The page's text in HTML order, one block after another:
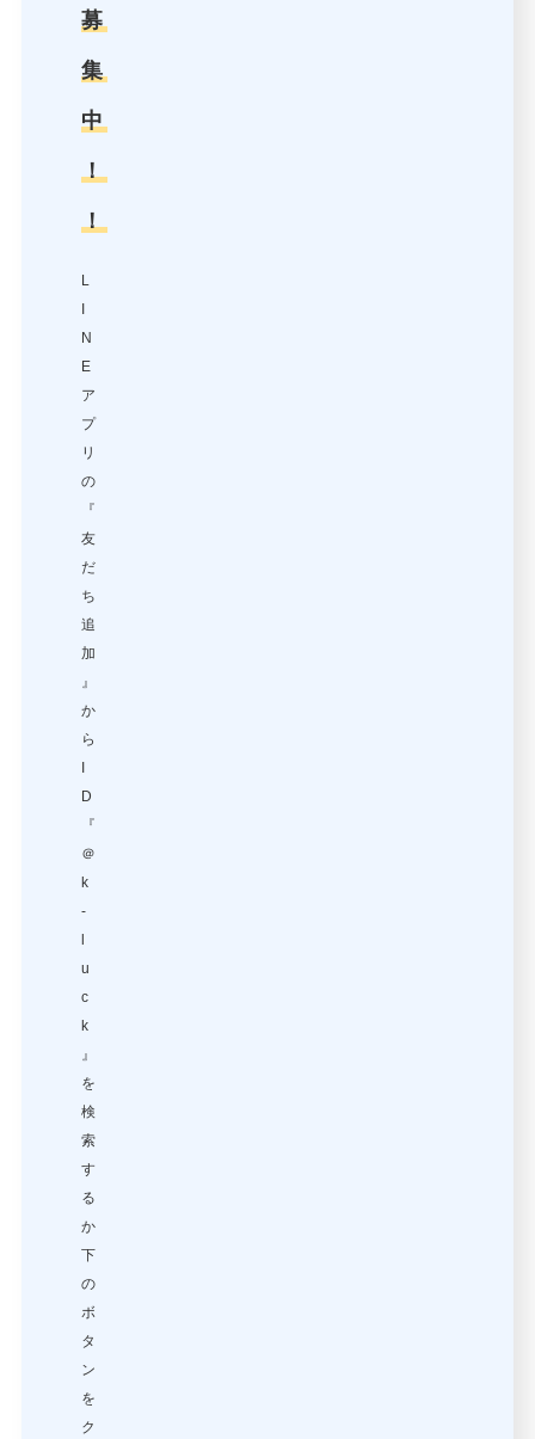
募
集
中
！
！
L
N
E
ア
プ
リ
の
『
友
だ
ち
追
加
』
か
ら
D
『
＠
k
-
u
c
k
』
を
検
索
す
る
か
下
の
ボ
タ
ン
を
ク